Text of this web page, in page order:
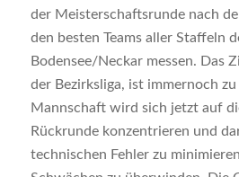
der Meisterschaftsrunde nach
den besten Teams aller Staffeln
Bodensee/Neckar messen. Das
der Bezirksliga, ist immernoch
Mannschaft wird sich jetzt auf
Rückrunde konzentrieren und
technischen Fehler zu